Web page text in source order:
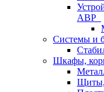
АВР
Системы и
Шкафы,
Щиты,